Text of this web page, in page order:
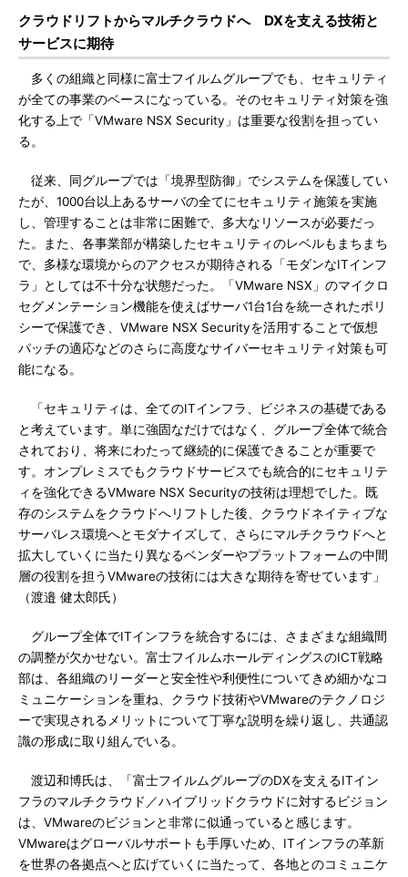
クラウドリフトからマルチクラウドへ DXを支える技術と
サービスに期待
多くの組織と同様に富士フイルムグループでも、セキュリティ
が全ての事業のベースになっている。そのセキュリティ対策を強
化する上で「VMware NSX Security」は重要な役割を担ってい
る。
従来、同グループでは「境界型防御」でシステムを保護してい
たが、1000台以上あるサーバの全てにセキュリティ施策を実施
し、管理することは非常に困難で、多大なリソースが必要だっ
た。また、各事業部が構築したセキュリティのレベルもまちまち
で、多様な環境からのアクセスが期待される「モダンなITインフ
ラ」としては不十分な状態だった。「VMware NSX」のマイクロ
セグメンテーション機能を使えばサーバ1台1台を統一されたポリ
シーで保護でき、VMware NSX Securityを活用することで仮想
パッチの適応などのさらに高度なサイバーセキュリティ対策も可
能になる。
「セキュリティは、全てのITインフラ、ビジネスの基礎である
と考えています。単に強固なだけではなく、グループ全体で統合
されており、将来にわたって継続的に保護できることが重要で
す。オンプレミスでもクラウドサービスでも統合的にセキュリテ
ィを強化できるVMware NSX Securityの技術は理想でした。既
存のシステムをクラウドへリフトした後、クラウドネイティブな
サーバレス環境へとモダナイズして、さらにマルチクラウドへと
拡大していくに当たり異なるベンダーやプラットフォームの中間
層の役割を担うVMwareの技術には大きな期待を寄せています」
（渡邉 健太郎氏）
グループ全体でITインフラを統合するには、さまざまな組織間
の調整が欠かせない。富士フイルムホールディングスのICT戦略
部は、各組織のリーダーと安全性や利便性についてきめ細かなコ
ミュニケーションを重ね、クラウド技術やVMwareのテクノロジ
ーで実現されるメリットについて丁寧な説明を繰り返し、共通認
識の形成に取り組んでいる。
渡辺和博氏は、「富士フイルムグループのDXを支えるITイン
フラのマルチクラウド／ハイブリッドクラウドに対するビジョン
は、VMwareのビジョンと非常に似通っていると感じます。
VMwareはグローバルサポートも手厚いため、ITインフラの革新
を世界の各拠点へと広げていくに当たって、各地とのコミュニケ